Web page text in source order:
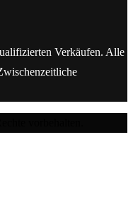
Verkäufen. Alle